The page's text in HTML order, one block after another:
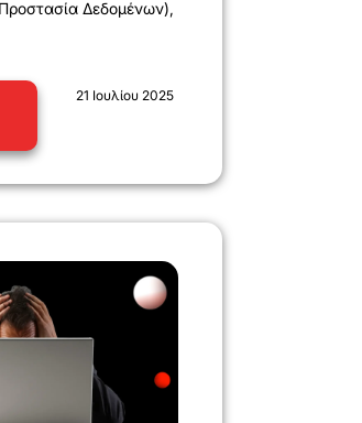
Δεδομένων),
21 Ιουλίου 2025